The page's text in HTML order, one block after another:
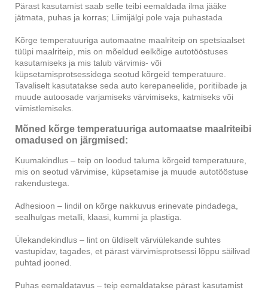
Pärast kasutamist saab selle teibi eemaldada ilma jääke
jätmata, puhas ja korras; Liimijälgi pole vaja puhastada
Kõrge temperatuuriga automaatne maalriteip on spetsiaalset
tüüpi maalriteip, mis on mõeldud eelkõige autotööstuses
kasutamiseks ja mis talub värvimis- või
küpsetamisprotsessidega seotud kõrgeid temperatuure.
Tavaliselt kasutatakse seda auto kerepaneelide, poritiibade ja
muude autoosade varjamiseks värvimiseks, katmiseks või
viimistlemiseks.
Mõned kõrge temperatuuriga automaatse maalriteibi
omadused on järgmised:
Kuumakindlus – teip on loodud taluma kõrgeid temperatuure,
mis on seotud värvimise, küpsetamise ja muude autotööstuse
rakendustega.
Adhesioon – lindil on kõrge nakkuvus erinevate pindadega,
sealhulgas metalli, klaasi, kummi ja plastiga.
Ülekandekindlus – lint on üldiselt värviülekande suhtes
vastupidav, tagades, et pärast värvimisprotsessi lõppu säilivad
puhtad jooned.
Puhas eemaldatavus – teip eemaldatakse pärast kasutamist